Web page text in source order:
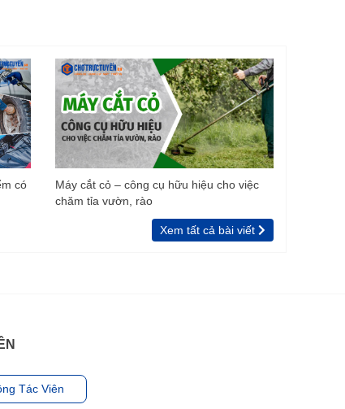
có
Máy cắt cỏ – công cụ hữu hiệu cho việc
chăm tỉa vườn, rào
Xem tất cả bài viết
Tác Viên